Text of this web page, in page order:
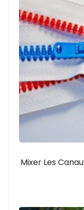
Mixer Les